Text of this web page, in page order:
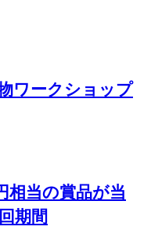
ワークショップ
相当の賞品が当
期間